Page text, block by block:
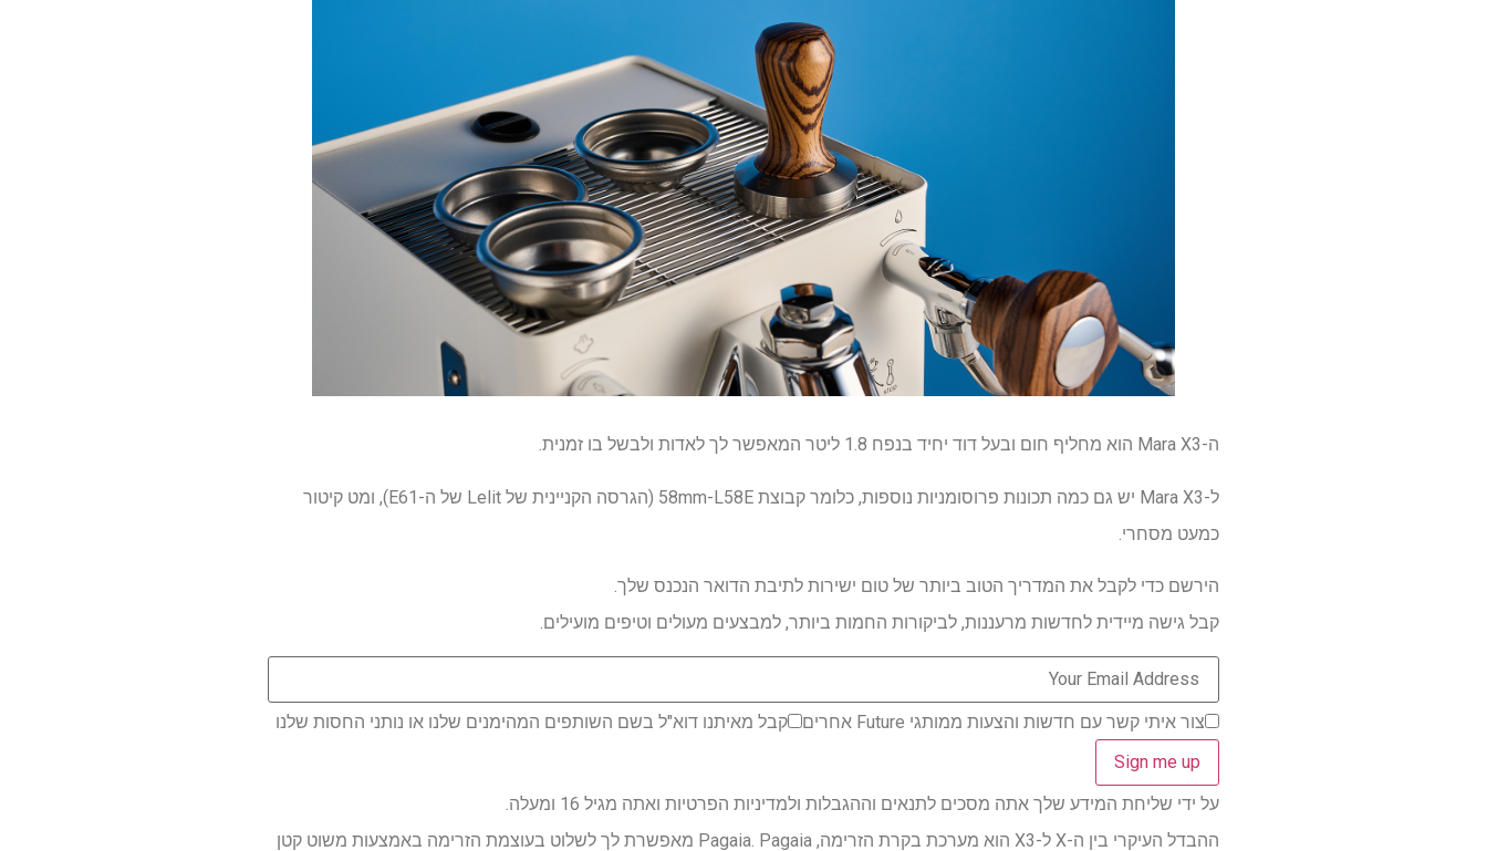
ה-Mara X3 הוא מחליף חום ובעל דוד יחיד בנפח 1.8 ליטר המאפשר לך לאדות ולבשל בו זמנית.
ל-Mara X3 יש גם כמה תכונות פרוסומניות נוספות, כלומר קבוצת 58mm-L58E (הגרסה הקניינית של Lelit של ה-E61), ומט קיטור
כמעט מסחרי.
הירשם כדי לקבל את המדריך הטוב ביותר של טום ישירות לתיבת הדואר הנכנס שלך.
קבל גישה מיידית לחדשות מרעננות, לביקורות החמות ביותר, למבצעים מעולים וטיפים מועילים.
צור איתי קשר עם חדשות והצעות ממותגי Future אחרים קבל מאיתנו דוא"ל בשם השותפים המהימנים שלנו או נותני החסות שלנו
על ידי שליחת המידע שלך אתה מסכים לתנאים וההגבלות ולמדיניות הפרטיות ואתה מגיל 16 ומעלה.
ההבדל העיקרי בין ה-X ל-X3 הוא מערכת בקרת הזרימה, Pagaia. Pagaia מאפשרת לך לשלוט בעוצמת הזרימה באמצעות משוט קטן